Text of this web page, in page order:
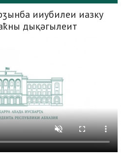
ииубилеи иазку
дықәгылеит